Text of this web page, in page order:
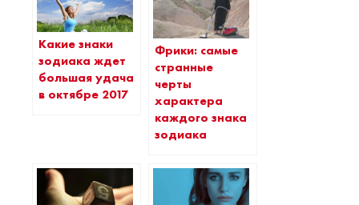
Какие знаки
зодиака ждет
большая удача
в октябре 2017
Фрики: самые
странные
черты
характера
каждого знака
зодиака